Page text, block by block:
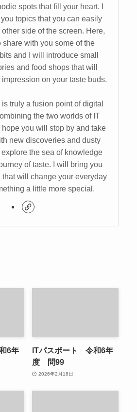
spots that fill your heart. I
topics that you can easily
side of the screen. Here,
share with you some of the
and I will introduce small
and food shops that will
on your taste buds.
truly a fusion point of digital
the two worlds of IT
hope you will stop by and take
new discoveries and dusty
the sea of knowledge
of taste. I will bring you
that will change your everyday
a little more special.
6年
ITパスポート 令和6年
度 問99
2026年2月18日